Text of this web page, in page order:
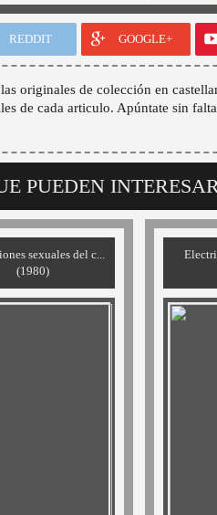
REDDIT GOOGLE+
originales de colección en
de cada articulo. Apúntate sin
PUEDEN
sexuales del c...
(1980)